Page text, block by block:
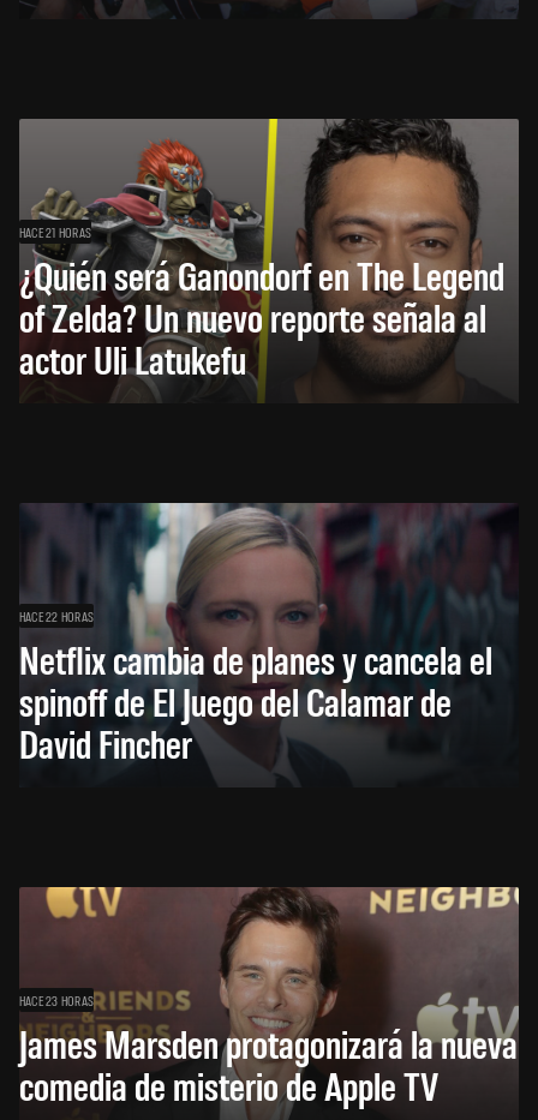
HACE 21 HORAS
¿Quién será Ganondorf en The Legend
of Zelda? Un nuevo reporte señala al
actor Uli Latukefu
HACE 22 HORAS
Netflix cambia de planes y cancela el
spinoff de El Juego del Calamar de
David Fincher
HACE 23 HORAS
James Marsden protagonizará la nueva
comedia de misterio de Apple TV